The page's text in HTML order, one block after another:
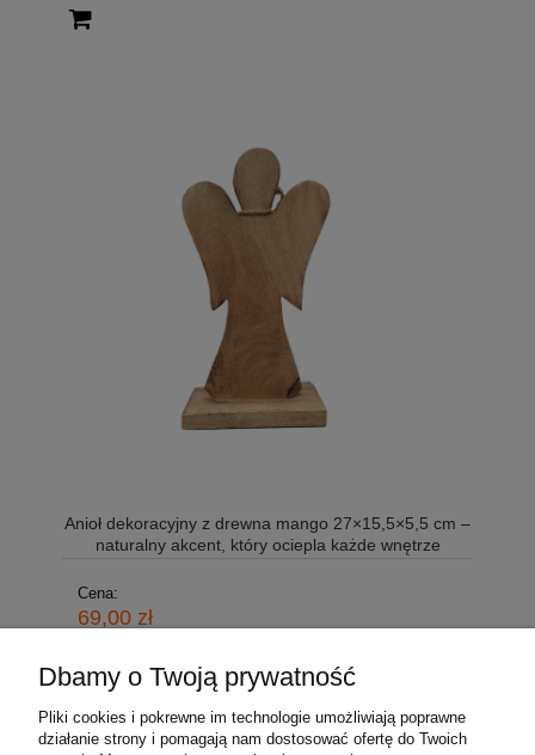
Anioł dekoracyjny z drewna mango 27×15,5×5,5 cm –
naturalny akcent, który ociepla każde wnętrze
Cena:
69,00 zł
Dbamy o Twoją prywatność
Pliki cookies i pokrewne im technologie umożliwiają poprawne
działanie strony i pomagają nam dostosować ofertę do Twoich